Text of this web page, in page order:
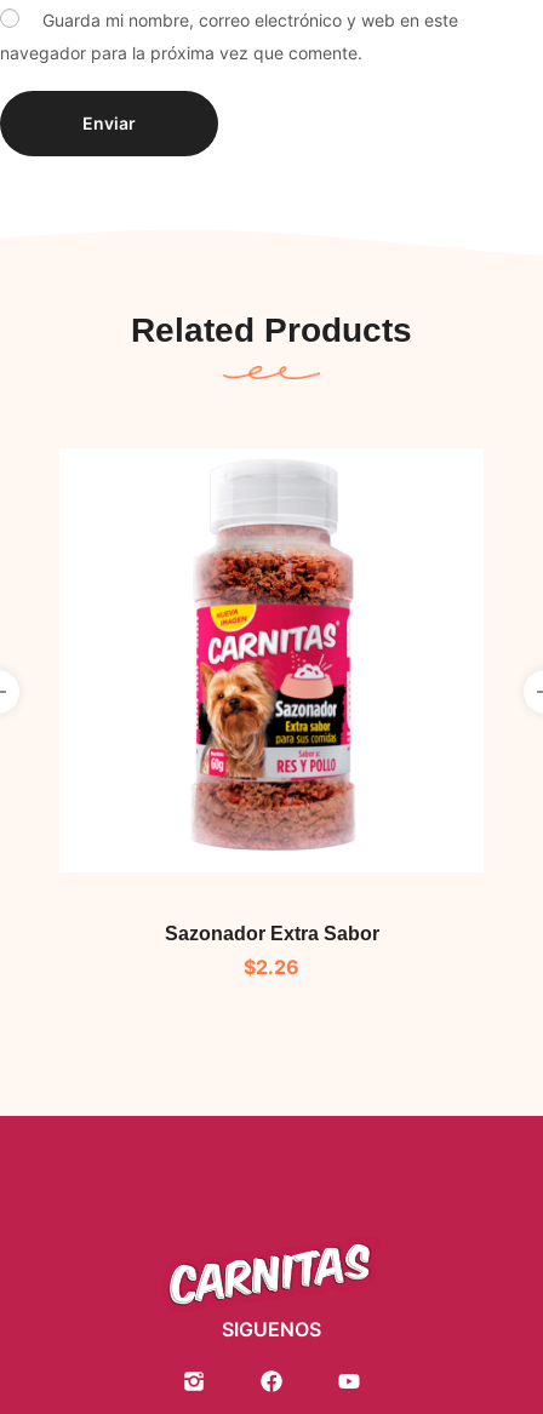
Guarda mi nombre, correo electrónico y web en este
navegador para la próxima vez que comente.
Related Products
Sazonador Extra Sabor
$2.26
SIGUENOS